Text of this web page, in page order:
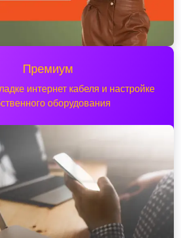
Премиум
интернет кабеля и настройке
оборудования